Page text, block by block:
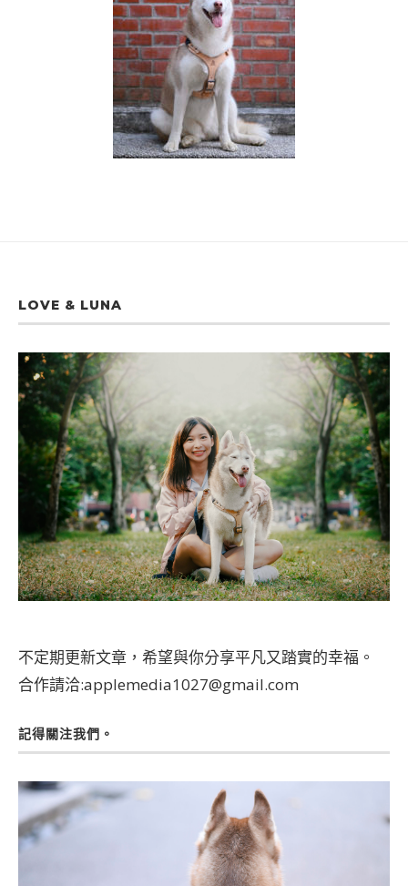
LOVE & LUNA
不定期更新文章，希望與你分享平凡又踏實的幸福。
合作請洽:applemedia1027@gmail.com
記得關注我們。